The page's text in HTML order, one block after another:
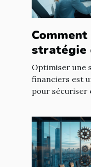
stratégie
financiers
Optimiser une
financiers est
pour sécuriser